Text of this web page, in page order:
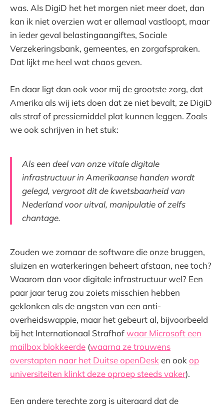
was. Als DigiD het het morgen niet meer doet, dan
kan ik niet overzien wat er allemaal vastloopt, maar
in ieder geval belastingaangiftes, Sociale
Verzekeringsbank, gemeentes, en zorgafspraken.
Dat lijkt me heel wat chaos geven.
En daar ligt dan ook voor mij de grootste zorg, dat
Amerika als wij iets doen dat ze niet bevalt, ze DigiD
als straf of pressiemiddel plat kunnen leggen. Zoals
we ook schrijven in het stuk:
Als een deel van onze vitale digitale
infrastructuur in Amerikaanse handen wordt
gelegd, vergroot dit de kwetsbaarheid van
Nederland voor uitval, manipulatie of zelfs
chantage.
Zouden we zomaar de software die onze bruggen,
sluizen en waterkeringen beheert afstaan, nee toch?
Waarom dan voor digitale infrastructuur wel? Een
paar jaar terug zou zoiets misschien hebben
geklonken als de angsten van een anti-
overheidswappie, maar het gebeurt al, bijvoorbeeld
bij het Internationaal Strafhofwaar Microsoft een
mailbox blokkeerde (waarna ze trouwens
overstapten naar het Duitse openDesk en ook op
universiteiten klinkt deze oproep steeds vaker).
Een andere terechte zorg is uiteraard dat de